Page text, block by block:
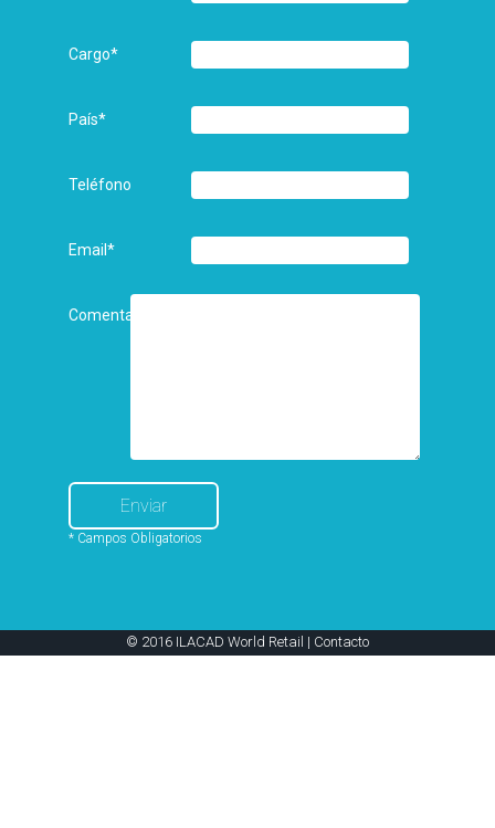
Cargo*
País*
Teléfono
Email*
Comentarios
* Campos Obligatorios
© 2016 ILACAD World Retail | Contacto